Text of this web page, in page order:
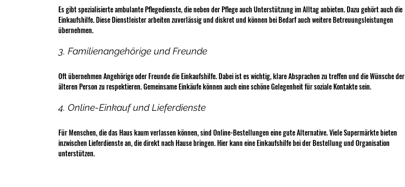
Es gibt spezialisierte ambulante Pflegedienste, die neben der Pflege auch Unterstützung im Alltag anbieten. Dazu gehört auch die
Einkaufshilfe. Diese Dienstleister arbeiten zuverlässig und diskret und können bei Bedarf auch weitere Betreuungsleistungen
übernehmen.
3. Familienangehörige und Freunde
Oft übernehmen Angehörige oder Freunde die Einkaufshilfe. Dabei ist es wichtig, klare Absprachen zu treffen und die Wünsche der
älteren Person zu respektieren. Gemeinsame Einkäufe können auch eine schöne Gelegenheit für soziale Kontakte sein.
4. Online-Einkauf und Lieferdienste
Für Menschen, die das Haus kaum verlassen können, sind Online-Bestellungen eine gute Alternative. Viele Supermärkte bieten
inzwischen Lieferdienste an, die direkt nach Hause bringen. Hier kann eine Einkaufshilfe bei der Bestellung und Organisation
unterstützen.